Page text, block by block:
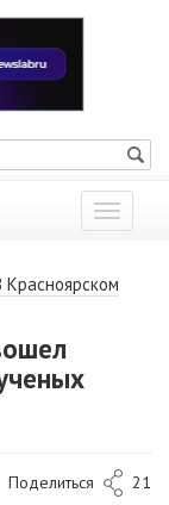
Показать
меню
Красноярском
Поделиться 21